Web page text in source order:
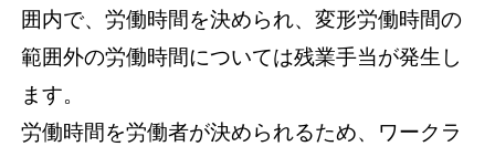
囲内で、労働時間を決められ、変形労働時間の
範囲外の労働時間については残業手当が発生し
ます。
労働時間を労働者が決められるため、ワークラ